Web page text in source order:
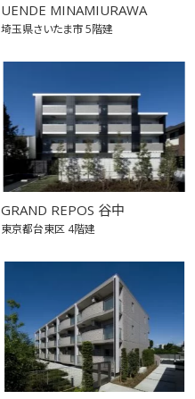
UENDE MINAMIURAWA
埼玉県さいたま市5階建
GRAND REPOS 谷中
東京都台東区 4階建